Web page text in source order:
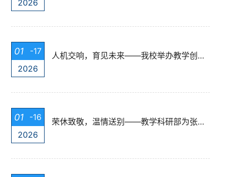
2026
01
-17
2026
人机交响，育见未来——我校举办教学创新大赛经验交流会
01 -16
2026
荣休致敬，温情送别——教学科研部为张治国教授举办退休欢送会